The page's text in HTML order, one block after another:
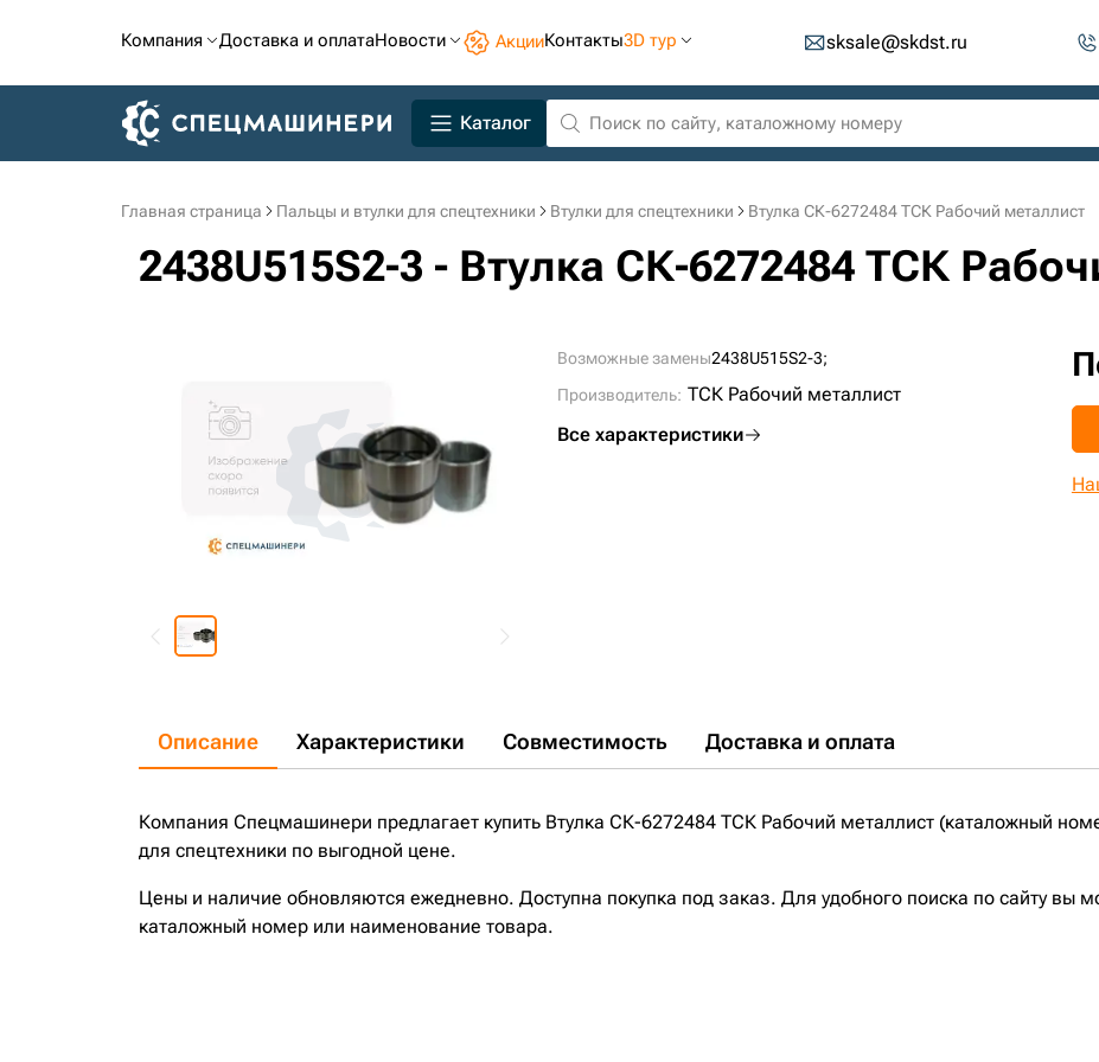
Компания Доставка и оплатаНовости АкцииКонтакты3D тур sksale@skdst.ru
Каталог
Главная страница Пальцы и втулки для спецтехники Втулки для спецтехники Втулка СК-6272484 ТСК Рабочий металлист
2438U515S2-3 - Втулка СК-6272484 ТСК
Возможные замены2438U515S2-3;
Производитель: ТСК Рабочий металлист
Все характеристики
Описание Характеристики Совместимость Доставка и оплата
Компания Спецмашинери предлагает купить Втулка СК-6272484 ТСК Рабочий металлист (каталожный
для спецтехники по выгодной цене.
Цены и наличие обновляются ежедневно. Доступна покупка под заказ. Для удобного поиска по сайту вы
каталожный номер или наименование товара.